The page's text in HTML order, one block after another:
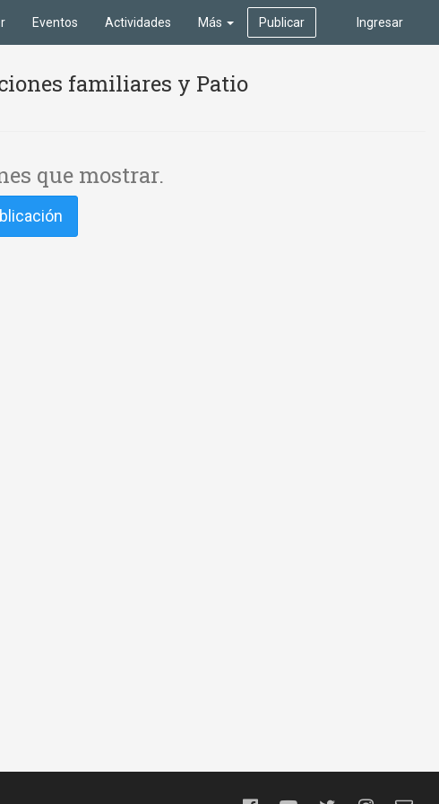
Ingresar
Eventos Actividades Más Publicar
familiares y Patio
que mostrar.